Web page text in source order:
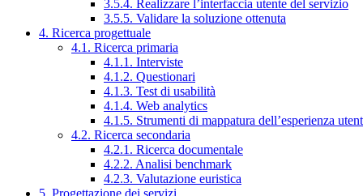
3.5.4. Realizzare l’interfaccia utente del servizio
3.5.5. Validare la soluzione ottenuta
4. Ricerca progettuale
4.1. Ricerca primaria
4.1.1. Interviste
4.1.2. Questionari
4.1.3. Test di usabilità
4.1.4. Web analytics
4.1.5. Strumenti di mappatura dell’esperienza
4.2. Ricerca secondaria
4.2.1. Ricerca documentale
4.2.2. Analisi benchmark
4.2.3. Valutazione euristica
5. Progettazione dei servizi